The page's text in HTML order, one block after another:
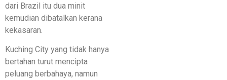
dari Brazil itu dua minit
kemudian dibatalkan kerana
kekasaran.
Kuching City yang tidak hanya
bertahan turut mencipta
peluang berbahaya, namun